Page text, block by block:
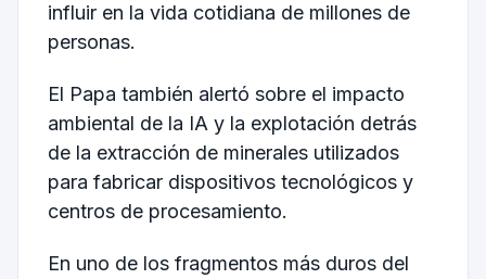
influir en la vida cotidiana de millones de
personas.
El Papa también alertó sobre el impacto
ambiental de la IA y la explotación detrás
de la extracción de minerales utilizados
para fabricar dispositivos tecnológicos y
centros de procesamiento.
En uno de los fragmentos más duros del